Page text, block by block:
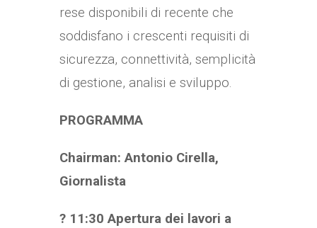
rese disponibili di recente che
soddisfano i crescenti requisiti di
sicurezza, connettività, semplicità
di gestione, analisi e sviluppo.
PROGRAMMA
Chairman: Antonio Cirella,
Giornalista
? 11:30 Apertura dei lavori a